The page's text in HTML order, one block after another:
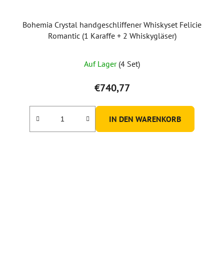
Bohemia Crystal handgeschliffener Whiskyset Felicie
Romantic (1 Karaffe + 2 Whiskygläser)
Auf Lager (4 Set)
€740,77
IN DEN WARENKORB